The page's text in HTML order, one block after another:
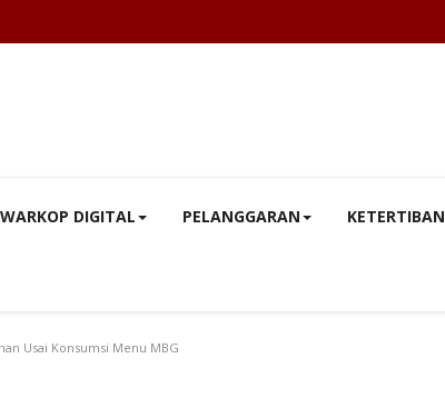
WARKOP DIGITAL PELANGGARAN KETERTIBAN
Usai Konsumsi Menu MBG